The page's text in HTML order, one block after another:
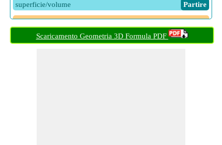
superficie/volume
​ Partire
Raggio insfera di Pentakis Dodecaedro dato il volume
​ Partire
Scaricamento Geometria 3D Formula PDF